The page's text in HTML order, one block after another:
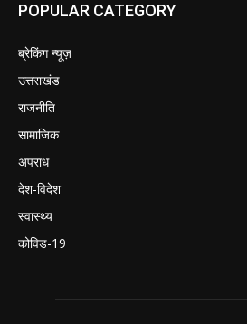
POPULAR CATEGORY
ब्रेकिंग न्यूज़
उत्तराखंड
राजनीति
सामाजिक
अपराध
देश-विदेश
स्वास्थ्य
कोविड-19